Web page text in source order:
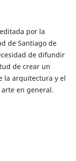
por la
de Santiago de
de difundir
de crear un
la arquitectura y el
en general.